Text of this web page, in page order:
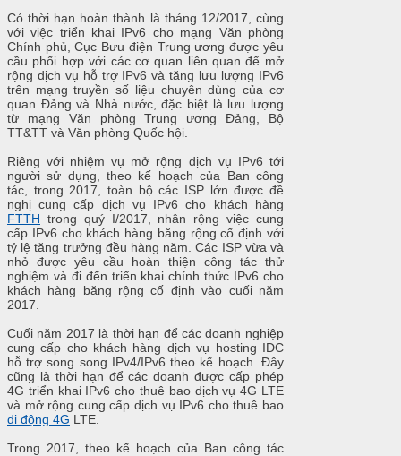
Có thời hạn hoàn thành là tháng 12/2017, cùng
với việc triển khai IPv6 cho mạng Văn phòng
Chính phủ, Cục Bưu điện Trung ương được yêu
cầu phối hợp với các cơ quan liên quan để mở
rộng dịch vụ hỗ trợ IPv6 và tăng lưu lượng IPv6
trên mạng truyền số liệu chuyên dùng của cơ
quan Đảng và Nhà nước, đặc biệt là lưu lượng
từ mạng Văn phòng Trung ương Đảng, Bộ
TT&TT và Văn phòng Quốc hội.
Riêng với nhiệm vụ mở rộng dịch vụ IPv6 tới
người sử dụng, theo kế hoạch của Ban công
tác, trong 2017, toàn bộ các ISP lớn được đề
nghị cung cấp dịch vụ IPv6 cho khách hàng
FTTH trong quý I/2017, nhân rộng việc cung
cấp IPv6 cho khách hàng băng rộng cố định với
tỷ lệ tăng trưởng đều hàng năm. Các ISP vừa và
nhỏ được yêu cầu hoàn thiện công tác thử
nghiệm và đi đến triển khai chính thức IPv6 cho
khách hàng băng rộng cố định vào cuối năm
2017.
Cuối năm 2017 là thời hạn để các doanh nghiệp
cung cấp cho khách hàng dịch vụ hosting IDC
hỗ trợ song song IPv4/IPv6 theo kế hoạch. Đây
cũng là thời hạn để các doanh được cấp phép
4G triển khai IPv6 cho thuê bao dịch vụ 4G LTE
và mở rộng cung cấp dịch vụ IPv6 cho thuê bao
di động 4G LTE.
Trong 2017, theo kế hoạch của Ban công tác